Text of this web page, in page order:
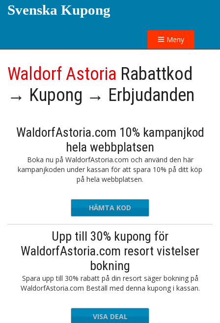
Svenska Kupong
Meny
Waldorf Astoria Rabattkod
→ Kupong → Erbjudanden
WaldorfAstoria.com 10% kampanjkod
hela webbplatsen
Boka nu på WaldorfAstoria.com och använd den här
kampanjkoden under kassan för att spara 10% på ditt köp
på hela webbplatsen.
PGMFR1
HÄMTA KOD
Upp till 30% kupong för
WaldorfAstoria.com resort vistelser
bokning
Spara upp till 30% rabatt på din resort säger bokning på
WaldorfAstoria.com Beställ med denna kupong i kassan.
VISA DEAL